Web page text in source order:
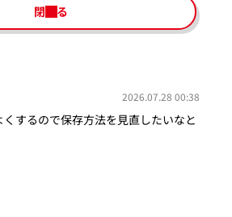
閉じる
2026.07.28 00:38
するので保存方法を見直したいなと